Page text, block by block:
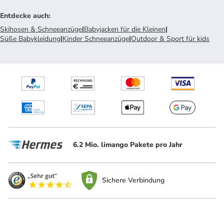
Entdecke auch:
Skihosen & Schneeanzüge|Babyjacken für die Kleinen|
Süße Babykleidung|Kinder Schneeanzüge|Outdoor & Sport für kids
6.2 Mio. limango Pakete pro Jahr
Sichere Verbindung